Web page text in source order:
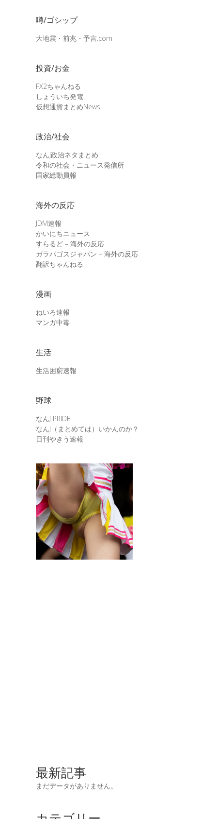
噂/ゴシップ
大地震・前兆・予言.com
投資/お金
FX2ちゃんねる
しょういち発電
仮想通貨まとめNews
政治/社会
なんJ政治ネタまとめ
令和の社会・ニュース発信所
国家総動員報
海外の反応
JDM速報
かいにちニュース
すらるど – 海外の反応
ガラパゴスジャパン – 海外の反応
翻訳ちゃんねる
漫画
ねいろ速報
マンガ中毒
生活
生活困窮速報
野球
なんJ PRIDE
なんJ（まとめては）いかんのか？
日刊やきう速報
最新記事
まだデータがありません。